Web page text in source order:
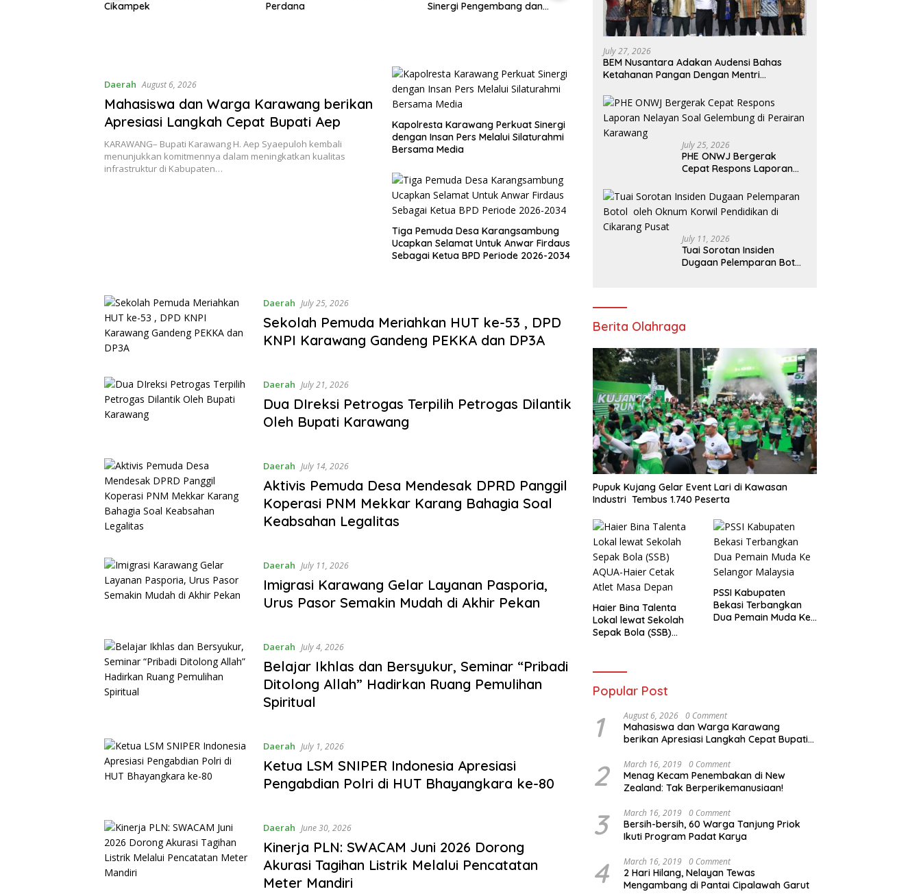
Perdana
Sinergi Pengembang dan
Terstruktur Dalam Kasus
Atas Nama KPP Pratama,
Saldo Warga Bekasi Ludes Usai
Terima Telepon
UPTD Tak Hadir
Daerah August 6, 2026
Mahasiswa dan Warga Karawang berikan
Apresiasi Langkah Cepat Bupati Aep
KARAWANG– Bupati Karawang H. Aep Syaepuloh kembali
menunjukkan komitmennya dalam meningkatkan kualitas
infrastruktur di Kabupaten…
Kapolresta Karawang Perkuat Sinergi
dengan Insan Pers Melalui Silaturahmi
Bersama Media
Tiga Pemuda Desa Karangsambung
Ucapkan Selamat Untuk Anwar Firdaus
Sebagai Ketua BPD Periode 2026-2034
Daerah July 25, 2026
Sekolah Pemuda Meriahkan HUT ke-53 , DPD
KNPI Karawang Gandeng PEKKA dan DP3A
Daerah July 21, 2026
Dua DIreksi Petrogas Terpilih Petrogas Dilantik
Oleh Bupati Karawang
Daerah July 14, 2026
Aktivis Pemuda Desa Mendesak DPRD Panggil
Koperasi PNM Mekkar Karang Bahagia Soal
Keabsahan Legalitas
Daerah July 11, 2026
Imigrasi Karawang Gelar Layanan Pasporia,
Urus Pasor Semakin Mudah di Akhir Pekan
Daerah July 4, 2026
Belajar Ikhlas dan Bersyukur, Seminar “Pribadi
Ditolong Allah” Hadirkan Ruang Pemulihan
Spiritual
Daerah July 1, 2026
Ketua LSM SNIPER Indonesia Apresiasi
Pengabdian Polri di HUT Bhayangkara ke-80
Daerah June 30, 2026
Kinerja PLN: SWACAM Juni 2026 Dorong
Akurasi Tagihan Listrik Melalui Pencatatan
Meter Mandiri
July 27, 2026
BEM Nusantara Adakan Audensi Bahas
Ketahanan Pangan Dengan Mentri
July 25, 2026
PHE ONWJ Bergerak
Cepat Respons Laporan
di Perairan Karawang
July 11, 2026
Tuai Sorotan Insiden
Dugaan Pelemparan Botol
Berita Olahraga
Pupuk Kujang Gelar Event Lari di Kawasan
Industri Tembus 1.740 Peserta
Haier Bina Talenta
Lokal lewat Sekolah
Sepak Bola (SSB)
PSSI Kabupaten
Bekasi Terbangkan
Dua Pemain Muda Ke
Popular Post
1 August 6, 2026 0 Comment
Mahasiswa dan Warga Karawang
berikan Apresiasi Langkah Cepat Bupati
2 March 16, 2019 0 Comment
Menag Kecam Penembakan di New
Zealand: Tak Berperikemanusiaan!
3 March 16, 2019 0 Comment
Bersih-bersih, 60 Warga Tanjung Priok
Ikuti Program Padat Karya
4 March 16, 2019 0 Comment
2 Hari Hilang, Nelayan Tewas
Mengambang di Pantai Cipalawah Garut